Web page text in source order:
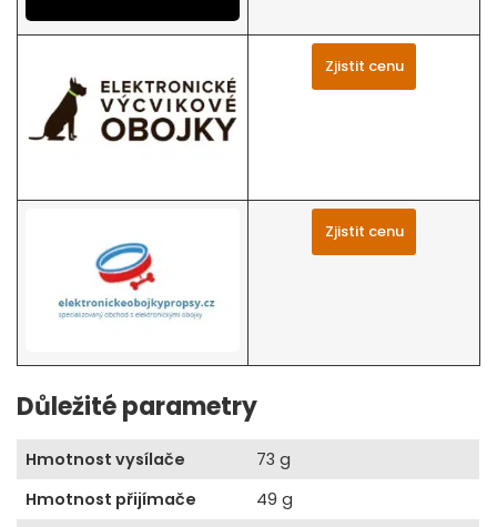
Zjistit cenu
Zjistit cenu
Důležité parametry
Hmotnost vysílače
73 g
Hmotnost přijímače
49 g